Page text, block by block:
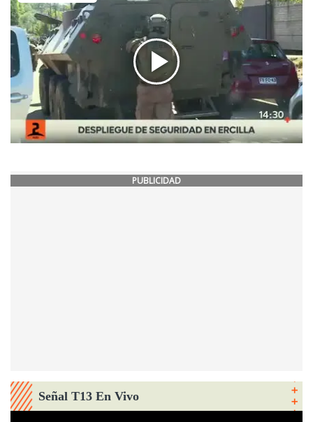
PUBLICIDAD
Señal T13 En Vivo